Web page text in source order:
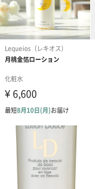
⚫︎髪への使用量の目
目安です。朝のスタ
つきケアとしてなじま
⚫︎ボディへの使い方
か、手のひらにとっ
をまとっていただけ
⚫︎オフの仕方：一度
ます 。